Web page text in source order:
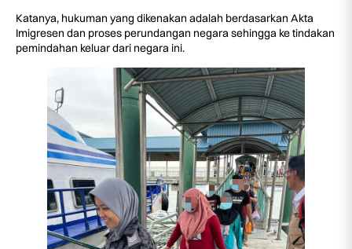
Katanya, hukuman yang dikenakan adalah berdasarkan Akta
Imigresen dan proses perundangan negara sehingga ke tindakan
pemindahan keluar dari negara ini.